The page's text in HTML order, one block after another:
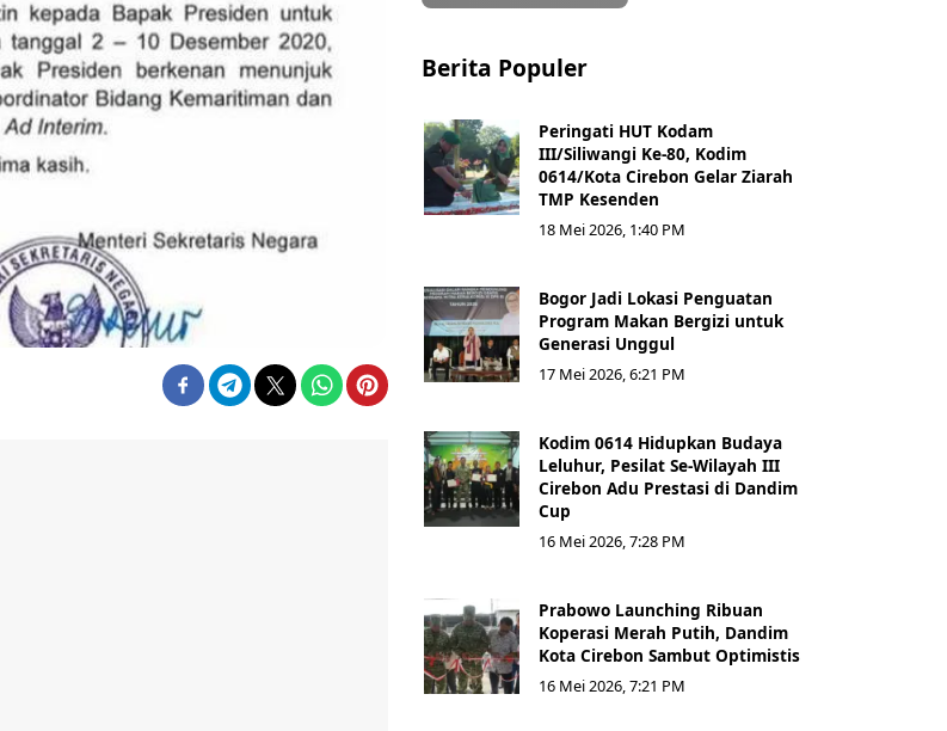
Berita Populer
Peringati HUT Kodam
III/Siliwangi Ke-80, Kodim
0614/Kota Cirebon Gelar Ziarah
TMP Kesenden
18 Mei 2026, 1:40 PM
Bogor Jadi Lokasi Penguatan
Program Makan Bergizi untuk
Generasi Unggul
17 Mei 2026, 6:21 PM
Kodim 0614 Hidupkan Budaya
Leluhur, Pesilat Se-Wilayah III
Cirebon Adu Prestasi di Dandim
Cup
16 Mei 2026, 7:28 PM
Prabowo Launching Ribuan
Koperasi Merah Putih, Dandim
Kota Cirebon Sambut Optimistis
16 Mei 2026, 7:21 PM